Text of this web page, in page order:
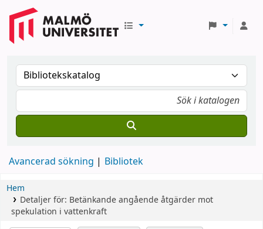
Avancerad sökning Bibliotek
Hem
Detaljer för: Betänkande angående åtgärder mot
spekulation i vattenkraft